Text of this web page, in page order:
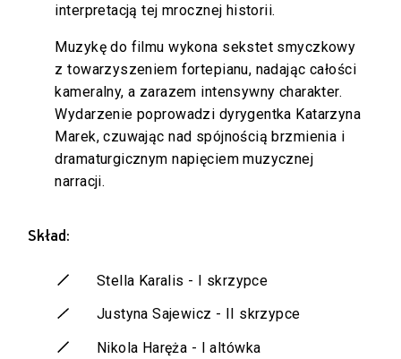
interpretacją tej mrocznej historii.
Muzykę do filmu wykona sekstet smyczkowy
z towarzyszeniem fortepianu, nadając całości
kameralny, a zarazem intensywny charakter.
Wydarzenie poprowadzi dyrygentka Katarzyna
Marek, czuwając nad spójnością brzmienia i
dramaturgicznym napięciem muzycznej
narracji.
Skład:
Stella Karalis - I skrzypce
Justyna Sajewicz - II skrzypce
Nikola Haręża - I altówka